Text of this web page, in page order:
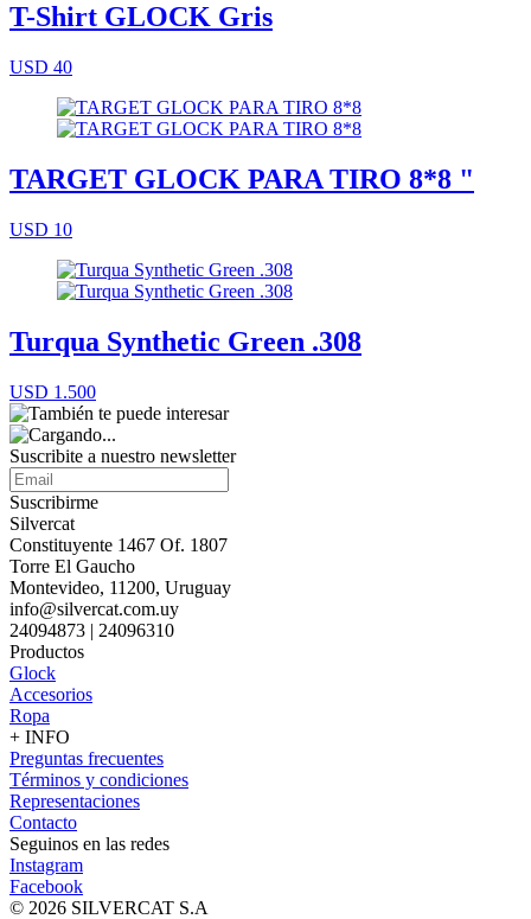
T-Shirt GLOCK Gris
USD 40
TARGET GLOCK PARA TIRO 8*8 "
USD 10
Turqua Synthetic Green .308
USD 1.500
Suscribite a nuestro newsletter
Suscribirme
Silvercat
Constituyente 1467 Of. 1807
Torre El Gaucho
Montevideo, 11200, Uruguay
info@silvercat.com.uy
24094873 | 24096310
Productos
Glock
Accesorios
Ropa
+ INFO
Preguntas frecuentes
Términos y condiciones
Representaciones
Contacto
Seguinos en las redes
Instagram
Facebook
© 2026 SILVERCAT S.A